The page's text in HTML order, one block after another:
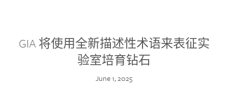
GIA 将使用全新描述性术语来表征实
验室培育钻石
June 1, 2025